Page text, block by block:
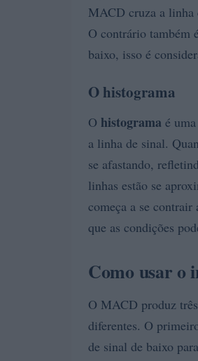
MACD cruza a linha
O contrário também
baixo, isso é
O histograma
O histograma é
a linha de sinal.
se afastando,
linhas estão se
começa a se contrair
que as condições
Como usar o
O MACD produz
diferentes. O
de sinal de baixo